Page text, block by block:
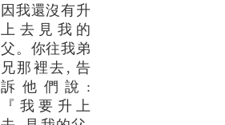
因我還沒有升
上去見我的
父。你往我弟
兄那裡去, 告
訴他們說:
『我要升上